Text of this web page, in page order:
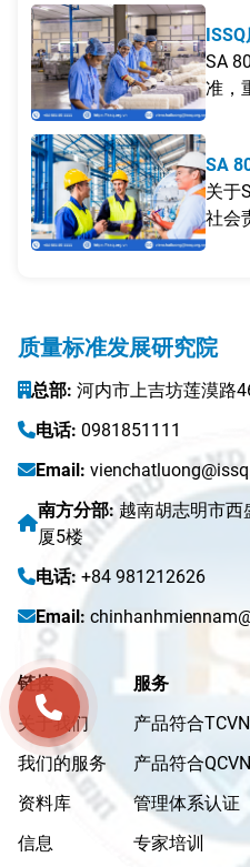
基于
立的
在通
确保
——社
SA
准，
并建
SA
关于
社会
权益
质量标准发展研究院
总部: 河内市上吉坊莲漠路
电话: 0981851111
Email:
南方分部: 越南胡志明市
厦5楼
电话: +84 981212626
Email:
链接
关于我们
我们的服务
资料库
信息
服务
产品符合
产品符合
管理体系认证
专家培训